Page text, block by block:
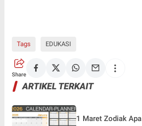
Tags EDUKASI
Share
ARTIKEL TERKAIT
1 Maret Zodiak Apa